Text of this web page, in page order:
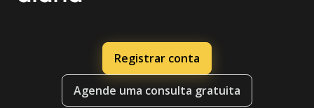
Registrar conta
Agende uma consulta gratuita